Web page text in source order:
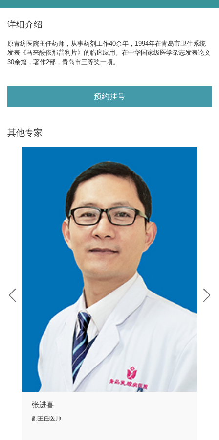
详细介绍
原青纺医院主任药师，从事药剂工作40余年，1994年在青岛市卫生系统
发表《马来酸依那普利片》的临床应用。在中华国家级医学杂志发表论文
30余篇，著作2部，青岛市三等奖一项。
预约挂号
其他专家
张进喜
副主任医师